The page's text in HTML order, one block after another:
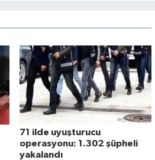
71 ilde uyuşturucu
operasyonu: 1.302 şüpheli
yakalandı